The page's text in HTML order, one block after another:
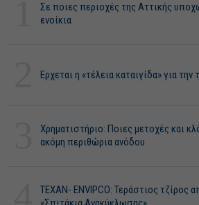
Σε ποιες περιοχές της Αττικής
ενοίκια
Ερχεται η «τέλεια καταιγίδα» για την
Χρηματιστήριο: Ποιες μετοχές και
ακόμη περιθώρια ανόδου
ΤΕΧΑΝ- ENVIPCO: Τεράστιος τζίρος